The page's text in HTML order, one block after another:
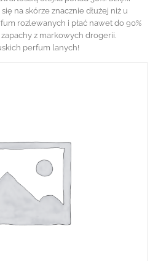
na skórze znacznie dłużej niż u
rozlewanych i płać nawet do 90%
z markowych drogerii.
perfum lanych!